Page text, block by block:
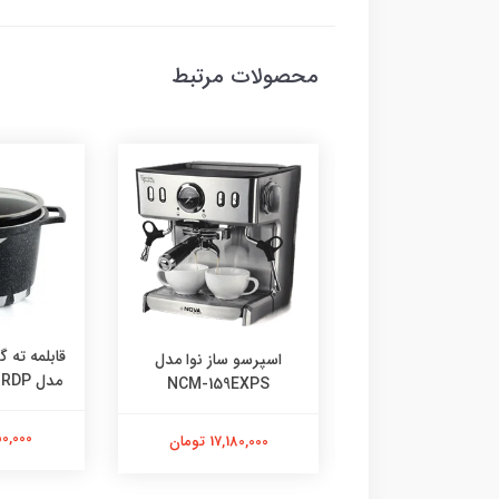
محصولات مرتبط
اسپرسو ساز نوا مدل
NCM-159EXPS
17,180,000 تومان
قابلمه ته
مدل FLCMRDP سایز 24